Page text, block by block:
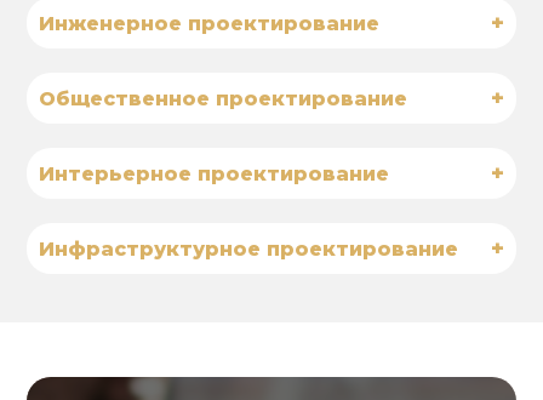
Инженерное проектирование +
Общественное проектирование +
Интерьерное проектирование +
Инфраструктурное проектирование +